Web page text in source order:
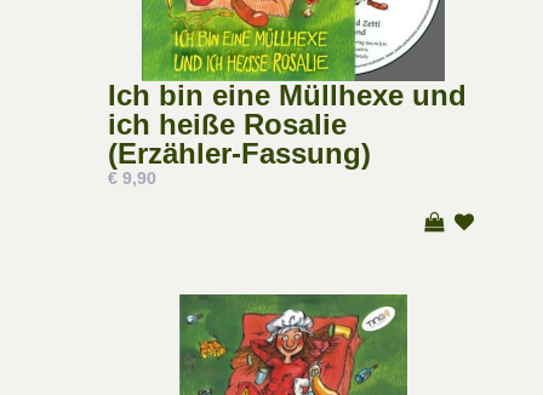
Ich bin eine Müllhexe und
ich heiße Rosalie
(Erzähler-Fassung)
€ 9,90